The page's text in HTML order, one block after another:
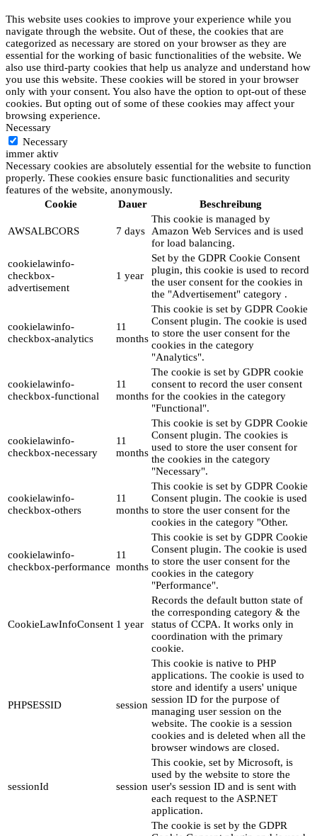
This website uses cookies to improve your experience while you
navigate through the website. Out of these, the cookies that are
categorized as necessary are stored on your browser as they are
essential for the working of basic functionalities of the website. We
also use third-party cookies that help us analyze and understand how
you use this website. These cookies will be stored in your browser
only with your consent. You also have the option to opt-out of these
cookies. But opting out of some of these cookies may affect your
browsing experience.
Necessary
Necessary
immer aktiv
Necessary cookies are absolutely essential for the website to function
properly. These cookies ensure basic functionalities and security
features of the website, anonymously.
Cookie
Dauer Beschreibung
AWSALBCORS 7 days
This cookie is managed by
Amazon Web Services and is used
for load balancing.
cookielawinfo-
checkbox-
advertisement
1 year
Set by the GDPR Cookie Consent
plugin, this cookie is used to record
the user consent for the cookies in
the "Advertisement" category .
cookielawinfo-
checkbox-analytics
11
months
This cookie is set by GDPR Cookie
Consent plugin. The cookie is used
to store the user consent for the
cookies in the category
"Analytics".
cookielawinfo-
checkbox-functional
11
months
The cookie is set by GDPR cookie
consent to record the user consent
for the cookies in the category
"Functional".
cookielawinfo-
checkbox-necessary
11
months
This cookie is set by GDPR Cookie
Consent plugin. The cookies is
used to store the user consent for
the cookies in the category
"Necessary".
cookielawinfo-
checkbox-others
11
months
This cookie is set by GDPR Cookie
Consent plugin. The cookie is used
to store the user consent for the
cookies in the category "Other.
cookielawinfo-
checkbox-performance
11
months
This cookie is set by GDPR Cookie
Consent plugin. The cookie is used
to store the user consent for the
cookies in the category
"Performance".
CookieLawInfoConsent 1 year
Records the default button state of
the corresponding category & the
status of CCPA. It works only in
coordination with the primary
cookie.
PHPSESSID session
This cookie is native to PHP
applications. The cookie is used to
store and identify a users' unique
session ID for the purpose of
managing user session on the
website. The cookie is a session
cookies and is deleted when all the
browser windows are closed.
sessionId session
This cookie, set by Microsoft, is
used by the website to store the
user's session ID and is sent with
each request to the ASP.NET
application.
The cookie is set by the GDPR